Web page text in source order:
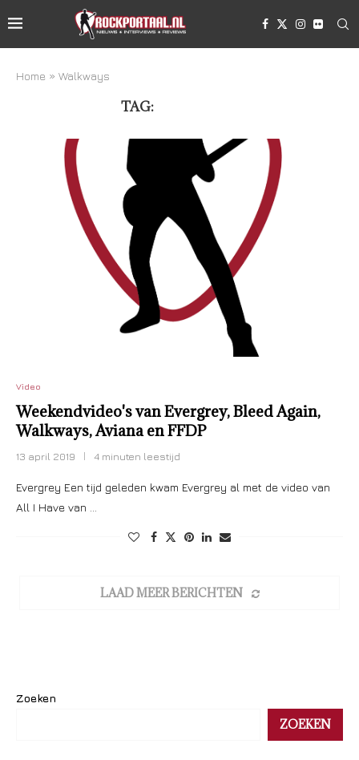
Home » Walkways
TAG:
Video
Weekendvideo's van Evergrey, Bleed Again,
Walkways, Aviana en FFDP
13 april 2019 4 minuten leestijd
Evergrey Een tijd geleden kwam Evergrey al met de video van
All I Have van …
LAAD MEER BERICHTEN
Zoeken
ZOEKEN